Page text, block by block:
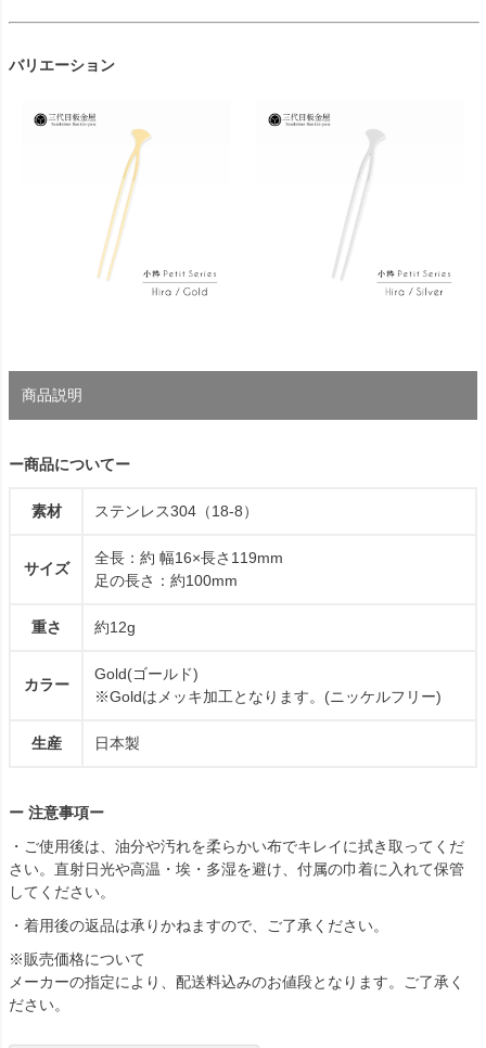
バリエーション
商品説明
ー商品についてー
素材 ステンレス304（18-8）
サイズ
全長：約 幅16×長さ119mm
足の長さ：約100mm
重さ 約12g
カラー
Gold(ゴールド)
※Goldはメッキ加工となります。(ニッケルフリー)
生産 日本製
ー 注意事項ー
・ご使用後は、油分や汚れを柔らかい布でキレイに拭き取ってくだ
さい。直射日光や高温・埃・多湿を避け、付属の巾着に入れて保管
してください。
・着用後の返品は承りかねますので、ご了承ください。
※販売価格について
メーカーの指定により、配送料込みのお値段となります。ご了承く
ださい。